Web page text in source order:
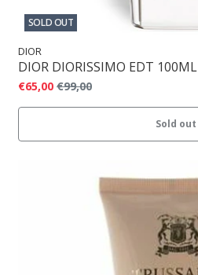
SOLD OUT
DIOR
DIOR DIORISSIMO EDT 100ML
€65,00 €99,00
Sold out